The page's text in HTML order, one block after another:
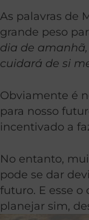
As palavras de
grande peso
dia de
cuidará de si
Obviamente é
para nosso
incentivado a
No entanto,
pode se dar
futuro. E esse o
planejar sim,